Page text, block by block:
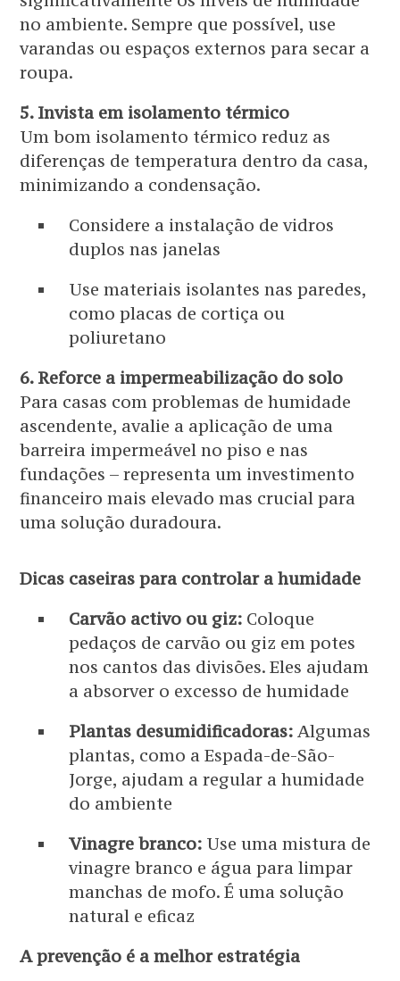
no ambiente. Sempre que possível, use
varandas ou espaços externos para secar a
roupa.
5. Invista em isolamento térmico
Um bom isolamento térmico reduz as
diferenças de temperatura dentro da casa,
minimizando a condensação.
Considere a instalação de vidros
duplos nas janelas
Use materiais isolantes nas paredes,
como placas de cortiça ou
poliuretano
6. Reforce a impermeabilização do solo
Para casas com problemas de humidade
ascendente, avalie a aplicação de uma
barreira impermeável no piso e nas
fundações – representa um investimento
financeiro mais elevado mas crucial para
uma solução duradoura.
Dicas caseiras para controlar a humidade
Carvão activo ou giz: Coloque
pedaços de carvão ou giz em potes
nos cantos das divisões. Eles ajudam
a absorver o excesso de humidade
Plantas desumidificadoras: Algumas
plantas, como a Espada-de-São-
Jorge, ajudam a regular a humidade
do ambiente
Vinagre branco: Use uma mistura de
vinagre branco e água para limpar
manchas de mofo. É uma solução
natural e eficaz
A prevenção é a melhor estratégia